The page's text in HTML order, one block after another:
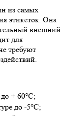
из самых
этикеток. Она
внешний
для
требуют
+ 60°С;
до -5°С;